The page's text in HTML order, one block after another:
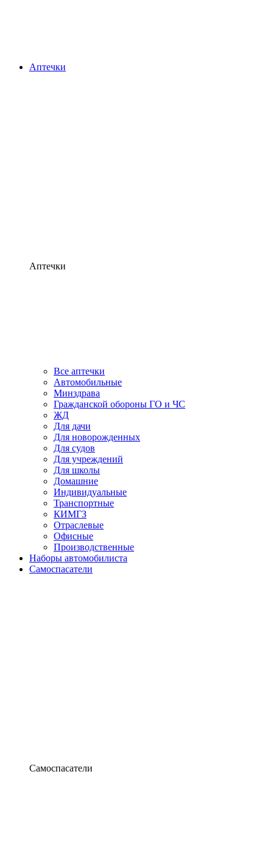
Аптечки
Аптечки
Все аптечки
Автомобильные
Минздрава
Гражданской обороны ГО и ЧС
ЖД
Для дачи
Для новорожденных
Для судов
Для учреждений
Для школы
Домашние
Индивидуальные
Транспортные
КИМГЗ
Отраслевые
Офисные
Производственные
Наборы автомобилиста
Самоспасатели
Самоспасатели